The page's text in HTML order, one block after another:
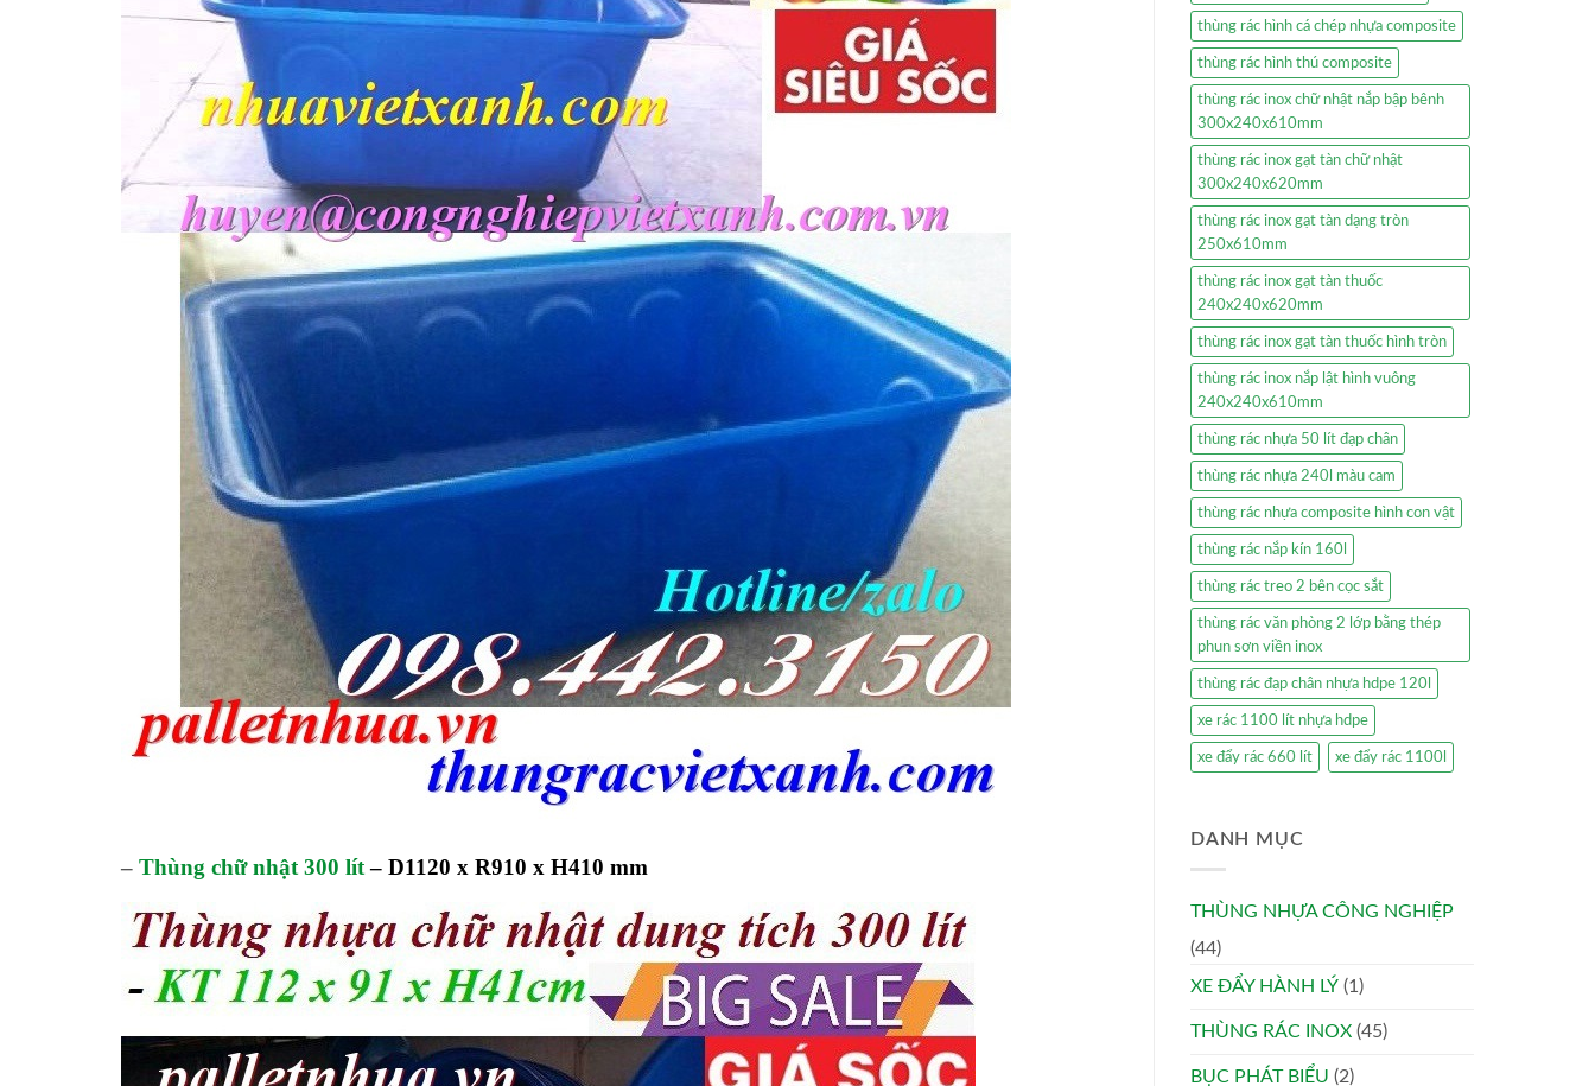
– Thùng chữ nhật 300 lít – D1120 x R910 x H410 mm
thùng rác hình cá chép nhựa composite
thùng rác hình thú composite
thùng rác inox chữ nhật nắp bập bênh
300x240x610mm
thùng rác inox gạt tàn chữ nhật
300x240x620mm
thùng rác inox gạt tàn dạng tròn
250x610mm
thùng rác inox gạt tàn thuốc
240x240x620mm
thùng rác inox gạt tàn thuốc hình tròn
thùng rác inox nắp lật hình vuông
240x240x610mm
thùng rác nhựa 50 lít đạp chân
thùng rác nhựa 240l màu cam
thùng rác nhựa composite hình con vật
thùng rác nắp kín 160l
thùng rác treo 2 bên cọc sắt
thùng rác văn phòng 2 lớp bằng thép
phun sơn viền inox
thùng rác đạp chân nhựa hdpe 120l
xe rác 1100 lít nhựa hdpe
xe đẩy rác 660 lít xe đẩy rác 1100l
DANH MỤC
THÙNG NHỰA CÔNG NGHIỆP
(44)
XE ĐẨY HÀNH LÝ (1)
THÙNG RÁC INOX (45)
BỤC PHÁT BIỂU (2)